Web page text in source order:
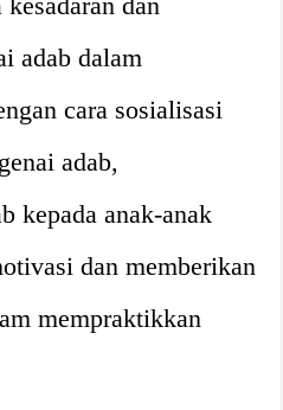
adab dalam
cara sosialisasi
adab,
kepada anak-anak
dan memberikan
mempraktikkan